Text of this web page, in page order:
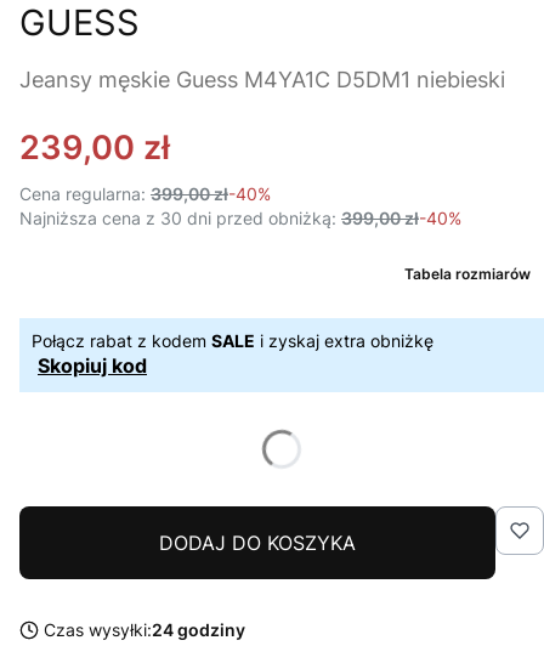
GUESS
Jeansy męskie Guess M4YA1C D5DM1 niebieski
239,00 zł
Cena regularna: 399,00 zł-40%
Najniższa cena z 30 dni przed obniżką: 399,00 zł-40%
Tabela rozmiarów
Połącz rabat z kodem SALE i zyskaj extra obniżkę
Skopiuj kod
DODAJ DO KOSZYKA
Czas wysyłki:24 godziny